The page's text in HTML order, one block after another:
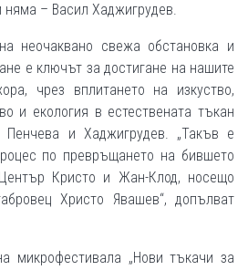
няма – Васил Хаджигрудев.
неочаквано свежа обстановка и
е ключът за достигане на нашите
чрез вплитането на изкуство,
и екология в естествената тъкан
Пенчева и Хаджигрудев. „Такъв е
по превръщането на бившето
Кристо и Жан-Клод, носещо
Христо Явашев“, допълват
микрофестивала „Нови тъкачи за